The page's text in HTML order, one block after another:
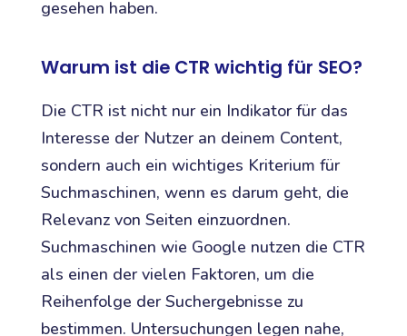
gesehen haben.
Warum ist die CTR wichtig für SEO?
Die CTR ist nicht nur ein Indikator für das
Interesse der Nutzer an deinem Content,
sondern auch ein wichtiges Kriterium für
Suchmaschinen, wenn es darum geht, die
Relevanz von Seiten einzuordnen.
Suchmaschinen wie Google nutzen die CTR
als einen der vielen Faktoren, um die
Reihenfolge der Suchergebnisse zu
bestimmen. Untersuchungen legen nahe,